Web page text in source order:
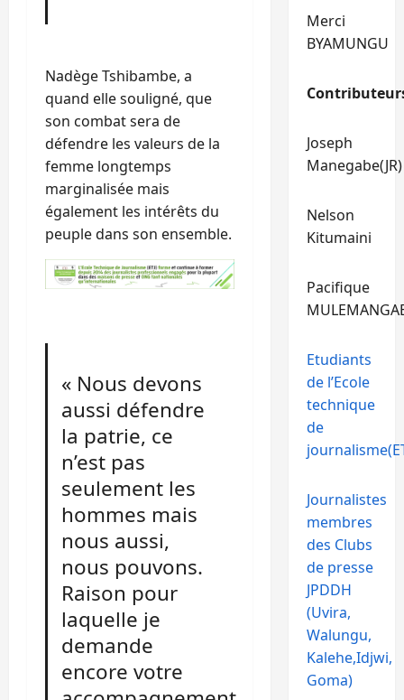
Nadège Tshibambe, a
quand elle souligné, que
son combat sera de
défendre les valeurs de la
femme longtemps
marginalisée mais
également les intérêts du
peuple dans son ensemble.
« Nous devons
aussi défendre
la patrie, ce
n’est pas
seulement les
hommes mais
nous aussi,
nous pouvons.
Raison pour
laquelle je
demande
encore votre
Merci
BYAMUNGU
Joseph
Manegabe(JR)
Nelson
Kitumaini
Pacifique
Etudiants
de l’Ecole
technique
de
Journalistes
membres
des Clubs
de presse
JPDDH
(Uvira,
Walungu,
Kalehe,Idjwi,
Goma)